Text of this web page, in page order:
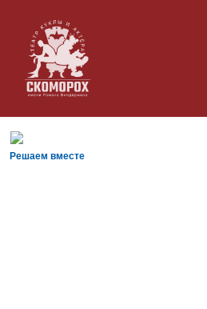
Решаем вместе